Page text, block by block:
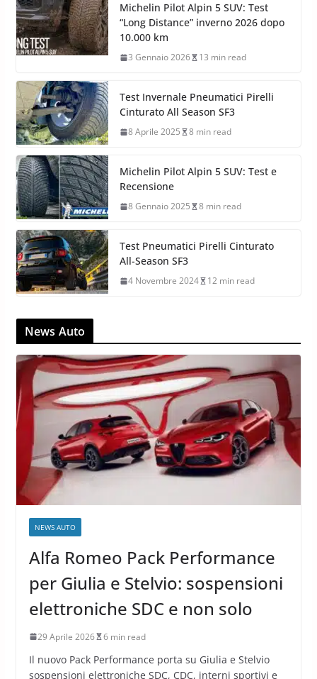
Michelin Pilot Alpin 5 SUV: Test
“Long Distance” inverno 2026 dopo
10.000 km
3 Gennaio 2026 13 min read
Test Invernale Pneumatici Pirelli
Cinturato All Season SF3
8 Aprile 2025 8 min read
Michelin Pilot Alpin 5 SUV: Test e
Recensione
8 Gennaio 2025 8 min read
Test Pneumatici Pirelli Cinturato
All-Season SF3
4 Novembre 2024 12 min read
News Auto
NEWS AUTO
Alfa Romeo Pack Performance
per Giulia e Stelvio: sospensioni
elettroniche SDC e non solo
29 Aprile 2026 6 min read
Il nuovo Pack Performance porta su Giulia e Stelvio
sospensioni elettroniche SDC, CDC, interni sportivi e